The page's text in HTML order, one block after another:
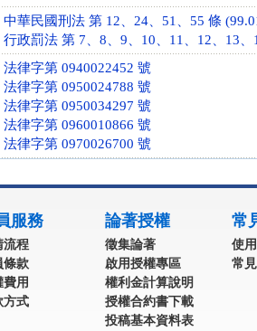
中華民國刑法 第 12、24、51、55 條
行政罰法 第 7、8、9、10、11、12、13
法律字第 0940022452 號
法律字第 0950024788 號
法律字第 0950034297 號
法律字第 0960010866 號
法律字第 0970026700 號
服務
流程
條款
費用
方式
論著授權
徵集論著
啟用授權專區
權利金計算說明
授權合約書下載
投稿基本資料表
常
使
常